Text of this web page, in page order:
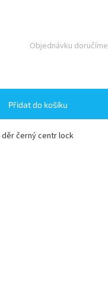
Objednávku doručíme
Přidat do košíku
děr černý centr lock